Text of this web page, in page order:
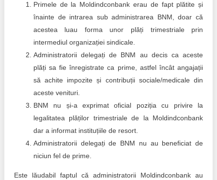
Buletin EU-STRAT
Aplică la BUNELE PRACTICI
Cele mai bune și cele mai proaste politici locale din
Moldova
Democrația, independența și transparența instituțiilor
publice-cheie din Moldova
Achiziții publice
Achizițiile publice în vizorul societății civile
Primele de la Moldindconbank erau de fapt plătite și
înainte de intrarea sub administrarea BNM, doar că
acestea luau forma unor plăți trimestriale prin
intermediul organizației sindicale.
Administratorii delegați de BNM au decis ca aceste
plăți sa fie înregistrate ca prime, astfel încât angajații
să achite impozite și contribuții sociale/medicale din
aceste venituri.
BNM nu și-a exprimat oficial poziția cu privire la
legalitatea plăților trimestriale de la Moldindconbank
dar a informat instituțiile de resort.
Administratorii delegați de BNM nu au beneficiat de
niciun fel de prime.
Este lăudabil faptul că administratorii Moldindconbank au